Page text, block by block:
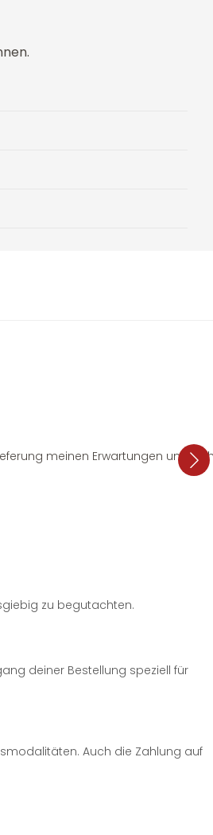
meinen Erwartungen und
zu begutachten.
deiner Bestellung speziell für
Auch die Zahlung auf